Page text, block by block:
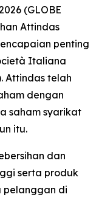
(GLOBE
Attindas
penting
Italiana
Attindas telah
dengan
saham syarikat
itu.
dan
serta produk
pelanggan di